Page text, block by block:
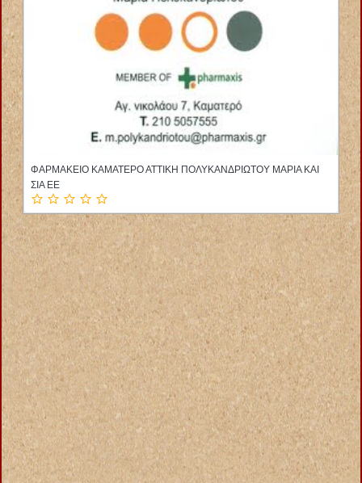
ΦΑΡΜΑΚΕΙΟ ΚΑΜΑΤΕΡΟ ΑΤΤΙΚΗ ΠΟΛΥΚΑΝΔΡΙΩΤΟΥ ΜΑΡΙΑ ΚΑΙ
ΣΙΑ ΕΕ